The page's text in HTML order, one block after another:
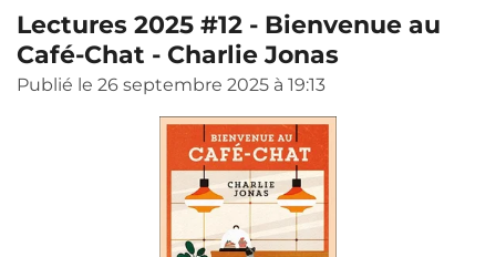
Lectures 2025 #12 - Bienvenue au
Café-Chat - Charlie Jonas
Publié le 26 septembre 2025 à 19:13